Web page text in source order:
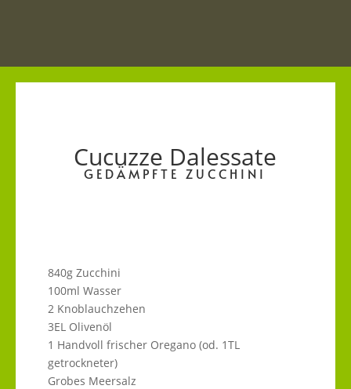
Cucuzze Dalessate
GEDÄMPFTE ZUCCHINI
840g Zucchini
100ml Wasser
2 Knoblauchzehen
3EL Olivenöl
1 Handvoll frischer Oregano (od. 1TL
getrockneter)
Grobes Meersalz